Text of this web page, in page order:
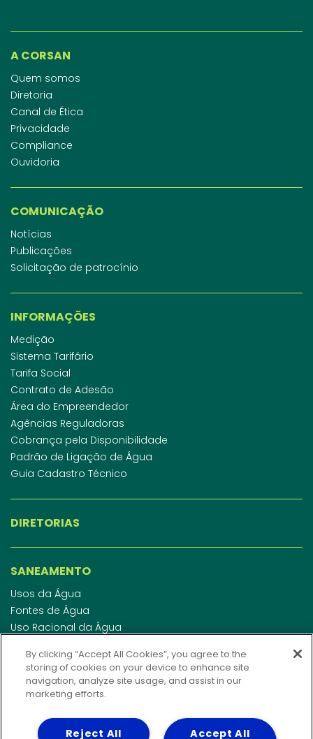
A CORSAN
Quem somos
Diretoria
Canal de Ética
Privacidade
Compliance
Ouvidoria
COMUNICAÇÃO
Notícias
Publicações
Solicitação de patrocínio
INFORMAÇÕES
Medição
Sistema Tarifário
Tarifa Social
Contrato de Adesão
Área do Empreendedor
Agências Reguladoras
Cobrança pela Disponibilidade
Padrão de Ligação de Água
Guia Cadastro Técnico
DIRETORIAS
SANEAMENTO
Usos da Água
Fontes de Água
Uso Racional da Água
Esgotamento Sanitário
Regulamento de Água e Esgoto
Indicadores de qualidade da água
By clicking “Accept All Cookies”, you agree to the
storing of cookies on your device to enhance site
navigation, analyze site usage, and assist in our
marketing efforts.
Accept All
Reject All